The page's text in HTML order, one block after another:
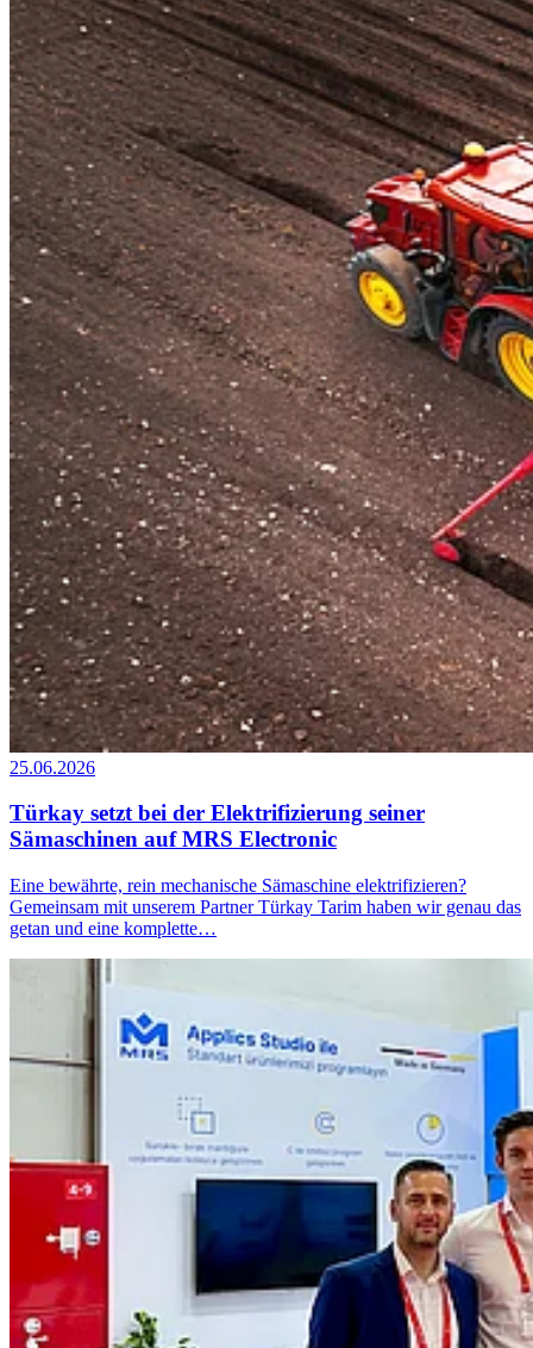
25.06.2026
Türkay setzt bei der Elektrifizierung seiner
Sämaschinen auf MRS Electronic
Eine bewährte, rein mechanische Sämaschine elektrifizieren?
Gemeinsam mit unserem Partner Türkay Tarim haben wir genau das
getan und eine komplette…